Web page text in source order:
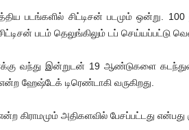
படங்களில் சிட்டிசன் படமும் ஒன்று.
படம் தெலுங்கிலும் டப் செய்யப்பட்டு
வந்து இன்றுடன் 19 ஆண்டுகளை
ஹேஷ்டேக் டிரெண்டாகி வருகிறது.
கிராமமும் அதிகளவில் பேசப்பட்டது என்பது